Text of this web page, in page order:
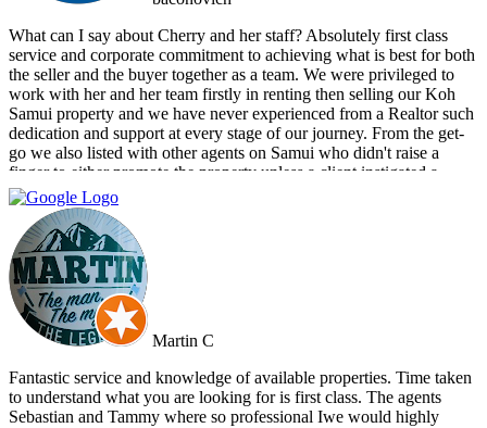
What can I say about Cherry and her staff? Absolutely first class
service and corporate commitment to achieving what is best for both
the seller and the buyer together as a team. We were privileged to
work with her and her team firstly in renting then selling our Koh
Samui property and we have never experienced from a Realtor such
dedication and support at every stage of our journey. From the get-
go we also listed with other agents on Samui who didn't raise a
finger to either promote the property unless a client instigated a
viewing. Dr Property from the start was on our side and we felt part
of a team. They constantly reviewed marketing, photography and
even made regular visits to the property to suggest changes that may
broaden the appeal to wider markets. Our advice, if you want
promotion not just commission taking, go directly to Cherry and
thank me later.
Martin C
Fantastic service and knowledge of available properties. Time taken
to understand what you are looking for is first class. The agents
Sebastian and Tammy where so professional Iwe would highly